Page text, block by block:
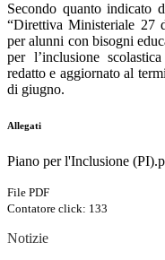
Secondo quanto
“Direttiva Ministeriale 27
per alunni con bisogni
per l’inclusione
redatto e aggiornato al
di giugno.
Allegati
Piano per l'Inclusione
File PDF
Contatore click: 133
Notizie